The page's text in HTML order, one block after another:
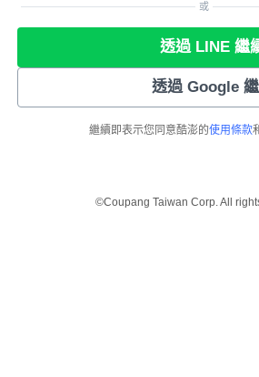
或
透過 LINE 繼
透過 Google
繼續即表示您同意酷澎的使用條款
©Coupang Taiwan Corp. All